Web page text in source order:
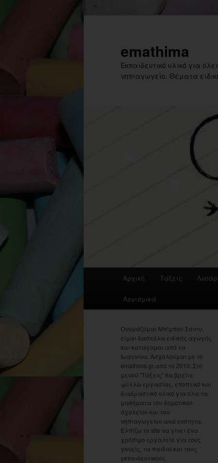
emathima
Εκπαιδευτικό υλικό για
νηπιαγωγείο. Θέματα
Αρχική Τάξεις
Λογισμικά
Ονομάζομαι Μπίμπου Σάντυ,
είμαι δασκάλα ειδικής αγωγής
και κατάγομαι από τα
Ιωάννινα. Ασχολούμαι με το
emathima.gr από το 2010. Στο
μενού "Τάξεις" θα βρείτε
φύλλα εργασίας, εποπτικό και
διαδραστικό υλικό για όλα τα
μαθήματα του δημοτικού
σχολείου και του
νηπιαγωγείου ανά ενότητα.
Ελπίζω το site να γίνει ένα
χρήσιμο εργαλείο για τους
γονείς, τα παιδιά και τους
εκπαιδευτικούς.